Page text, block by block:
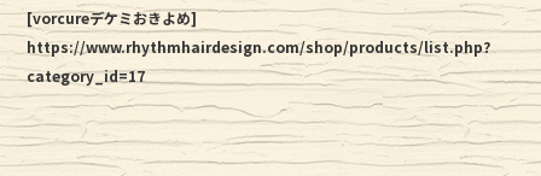
[vorcureデケミおきよめ]
https://www.rhythmhairdesign.com/shop/products/list.php?
category_id=17